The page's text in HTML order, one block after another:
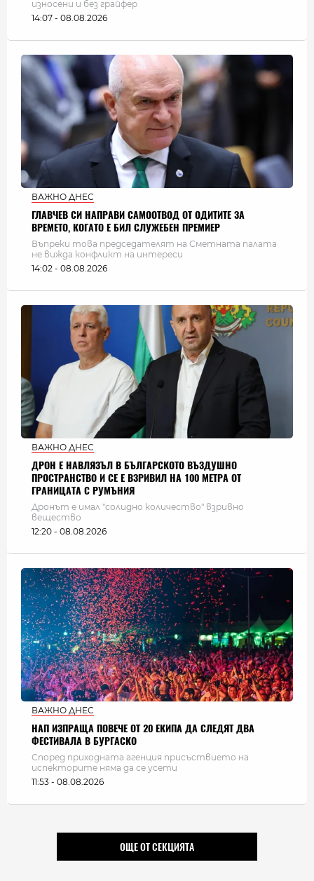
износени и без грайфер
14:07 - 08.08.2026
ВАЖНО ДНЕС
ГЛАВЧЕВ СИ НАПРАВИ САМООТВОД ОТ ОДИТИТЕ ЗА
ВРЕМЕТО, КОГАТО Е БИЛ СЛУЖЕБЕН ПРЕМИЕР
Въпреки това председателят на Сметната палата
не вижда конфликт на интереси
14:02 - 08.08.2026
ВАЖНО ДНЕС
ДРОН Е НАВЛЯЗЪЛ В БЪЛГАРСКОТО ВЪЗДУШНО
ПРОСТРАНСТВО И СЕ Е ВЗРИВИЛ НА 100 МЕТРА ОТ
ГРАНИЦАТА С РУМЪНИЯ
Дронът е имал "солидно количество" взривно
вещество
12:20 - 08.08.2026
ВАЖНО ДНЕС
НАП ИЗПРАЩА ПОВЕЧЕ ОТ 20 ЕКИПА ДА СЛЕДЯТ ДВА
ФЕСТИВАЛА В БУРГАСКО
Според приходната агенция присъствието на
испекторите няма да се усети
11:53 - 08.08.2026
ОЩЕ ОТ СЕКЦИЯТА